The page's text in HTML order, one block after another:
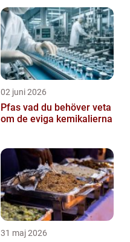
02 juni 2026
Pfas vad du behöver veta
om de eviga kemikalierna
31 maj 2026